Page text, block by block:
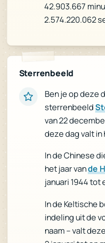
42.903.667
2.574.220.062
Sterrenbeeld
Ben je op deze
sterrenbeeld
van 22
deze dag valt in
In de Chinese
het jaar vande
januari 1944 tot
In de Keltische
indeling uit de
naam – valt